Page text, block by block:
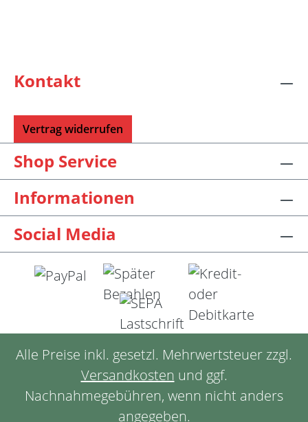
Kontakt
Vertrag widerrufen
Shop Service
Informationen
Social Media
Alle Preise inkl. gesetzl. Mehrwertsteuer zzgl.
Versandkosten und ggf.
Nachnahmegebühren, wenn nicht anders
angegeben.